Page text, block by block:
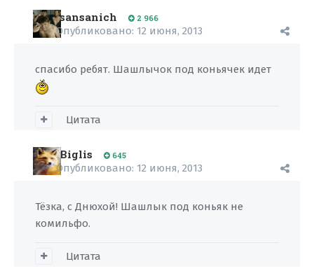
sansanich 2 966
Опубликовано: 12 июня, 2013
спасибо ребят. Шашлычок под коньячек идет
Цитата
Biglis 645
Опубликовано: 12 июня, 2013
Тёзка, с Днюхой! Шашлык под коньяк не
комильфо.
Цитата